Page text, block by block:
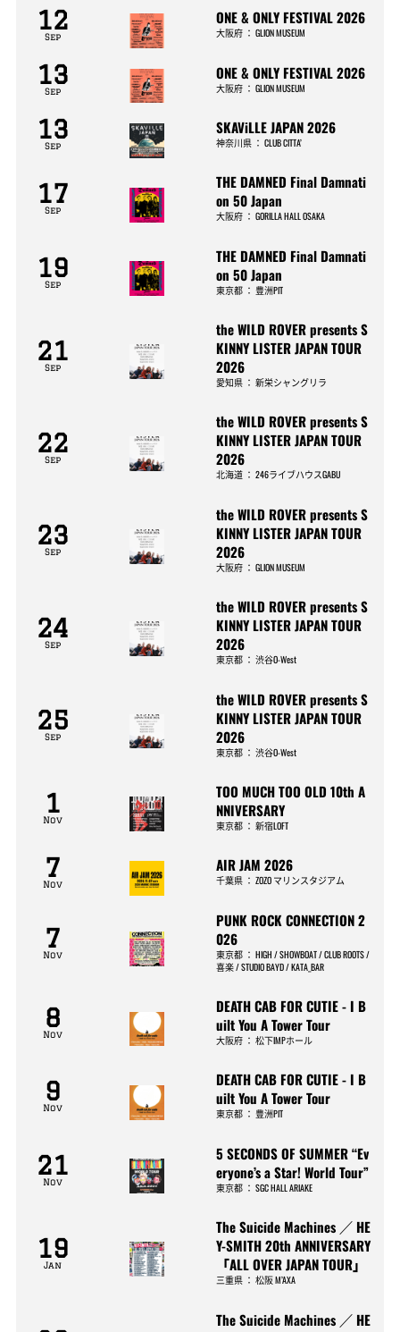
12
Sep
ONE & ONLY FESTIVAL 2026
大阪府 ：GLION MUSEUM
13
Sep
ONE & ONLY FESTIVAL 2026
大阪府 ：GLION MUSEUM
13
Sep
SKAViLLE JAPAN 2026
神奈川県 ：CLUB CITTA’
17
Sep
THE DAMNED Final Damnati
on 50 Japan
大阪府 ：GORILLA HALL OSAKA
19
Sep
THE DAMNED Final Damnati
on 50 Japan
東京都 ：豊洲PIT
21
Sep
the WILD ROVER presents S
KINNY LISTER JAPAN TOUR
2026
愛知県 ：新栄シャングリラ
22
Sep
the WILD ROVER presents S
KINNY LISTER JAPAN TOUR
2026
北海道 ：246ライブハウスGABU
23
Sep
the WILD ROVER presents S
KINNY LISTER JAPAN TOUR
2026
大阪府 ：GLION MUSEUM
24
Sep
the WILD ROVER presents S
KINNY LISTER JAPAN TOUR
2026
東京都 ：渋谷O-West
25
Sep
the WILD ROVER presents S
KINNY LISTER JAPAN TOUR
2026
東京都 ：渋谷O-West
1
Nov
TOO MUCH TOO OLD 10th A
NNIVERSARY
東京都 ：新宿LOFT
7
Nov
AIR JAM 2026
千葉県 ：ZOZO マリンスタジアム
7
Nov
PUNK ROCK CONNECTION 2
026
東京都 ：HIGH / SHOWBOAT / CLUB ROOTS /
喜楽 / STUDIO BAYD / KATA_BAR
8
Nov
DEATH CAB FOR CUTIE - I B
uilt You A Tower Tour
大阪府 ：松下IMPホール
9
Nov
DEATH CAB FOR CUTIE - I B
uilt You A Tower Tour
東京都 ：豊洲PIT
21
Nov
5 SECONDS OF SUMMER “Ev
eryone’s a Star! World Tour”
東京都 ：SGC HALL ARIAKE
19
Jan
The Suicide Machines ／ HE
Y-SMITH 20th ANNIVERSARY
「ALL OVER JAPAN TOUR」
三重県 ：松阪 M’AXA
The Suicide Machines ／ HE